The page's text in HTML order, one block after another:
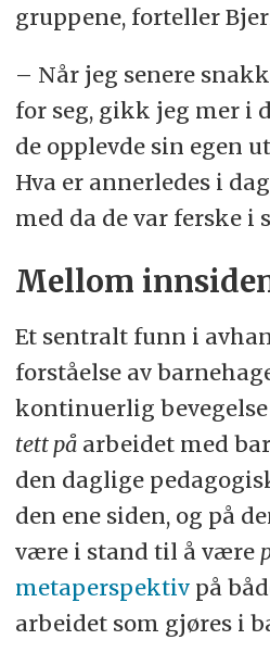
gruppene, forteller
– Når jeg senere
for seg, gikk jeg mer i
de opplevde sin egen
Hva er annerledes i
med da de var ferske i
Mellom
Et sentralt funn i
forståelse av
kontinuerlig
tett påarbeidet med
den daglige
den ene siden, og på
være i stand til å være
metaperspektivpå
arbeidet som gjøres i